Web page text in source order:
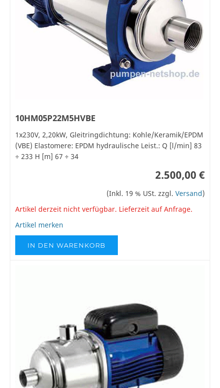
10HM05P22M5HVBE
1x230V, 2,20kW, Gleitringdichtung: Kohle/Keramik/EPDM
(VBE) Elastomere: EPDM hydraulische Leist.: Q [l/min] 83
÷ 233 H [m] 67 ÷ 34
2.500,00 €
(Inkl. 19 % USt. zzgl. Versand)
Artikel derzeit nicht verfügbar. Lieferzeit auf Anfrage.
Artikel merken
IN DEN WARENKORB